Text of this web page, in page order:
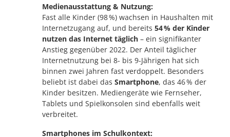
Medienausstattung & Nutzung:
Fast alle Kinder (98 %) wachsen in Haushalten mit
Internetzugang auf, und bereits54 % der Kinder
nutzen das Internet täglich – ein signifikanter
Anstieg gegenüber 2022. Der Anteil täglicher
Internetnutzung bei 8- bis 9-Jährigen hat sich
binnen zwei Jahren fast verdoppelt. Besonders
beliebt ist dabei dasSmartphone, das 46 % der
Kinder besitzen. Mediengeräte wie Fernseher,
Tablets und Spielkonsolen sind ebenfalls weit
verbreitet.
Smartphones im Schulkontext: